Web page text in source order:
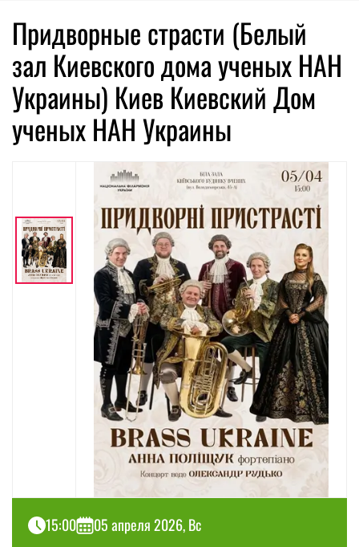
Придворные страсти (Белый
зал Киевского дома ученых НАН
Украины) Киев Киевский Дом
ученых НАН Украины
15:00 05 апреля 2026, Вс